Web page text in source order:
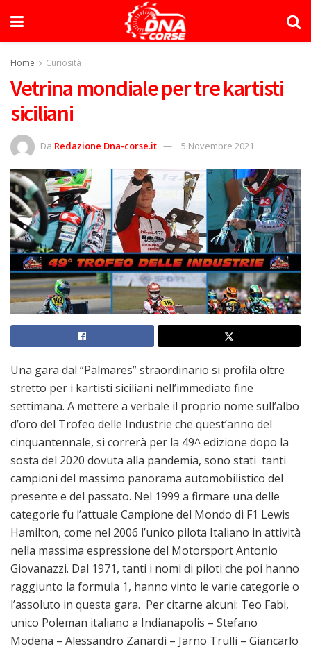
Home Curiosità
Vetrina mondiale per tre kartisti
siciliani
Da Redazione Dna-corse.it 5 Novembre 2021
Una gara dal “Palmares” straordinario si profila oltre
stretto per i kartisti siciliani nell’immediato fine
settimana. A mettere a verbale il proprio nome sull’albo
d’oro del Trofeo delle Industrie che quest’anno del
cinquantennale, si correrà per la 49^ edizione dopo la
sosta del 2020 dovuta alla pandemia, sono stati tanti
campioni del massimo panorama automobilistico del
presente e del passato. Nel 1999 a firmare una delle
categorie fu l’attuale Campione del Mondo di F1 Lewis
Hamilton, come nel 2006 l’unico pilota Italiano in attività
nella massima espressione del Motorsport Antonio
Giovanazzi. Dal 1971, tanti i nomi di piloti che poi hanno
raggiunto la formula 1, hanno vinto le varie categorie o
l’assoluto in questa gara. Per citarne alcuni: Teo Fabi,
unico Poleman italiano a Indianapolis – Stefano
Modena – Alessandro Zanardi – Jarno Trulli – Giancarlo